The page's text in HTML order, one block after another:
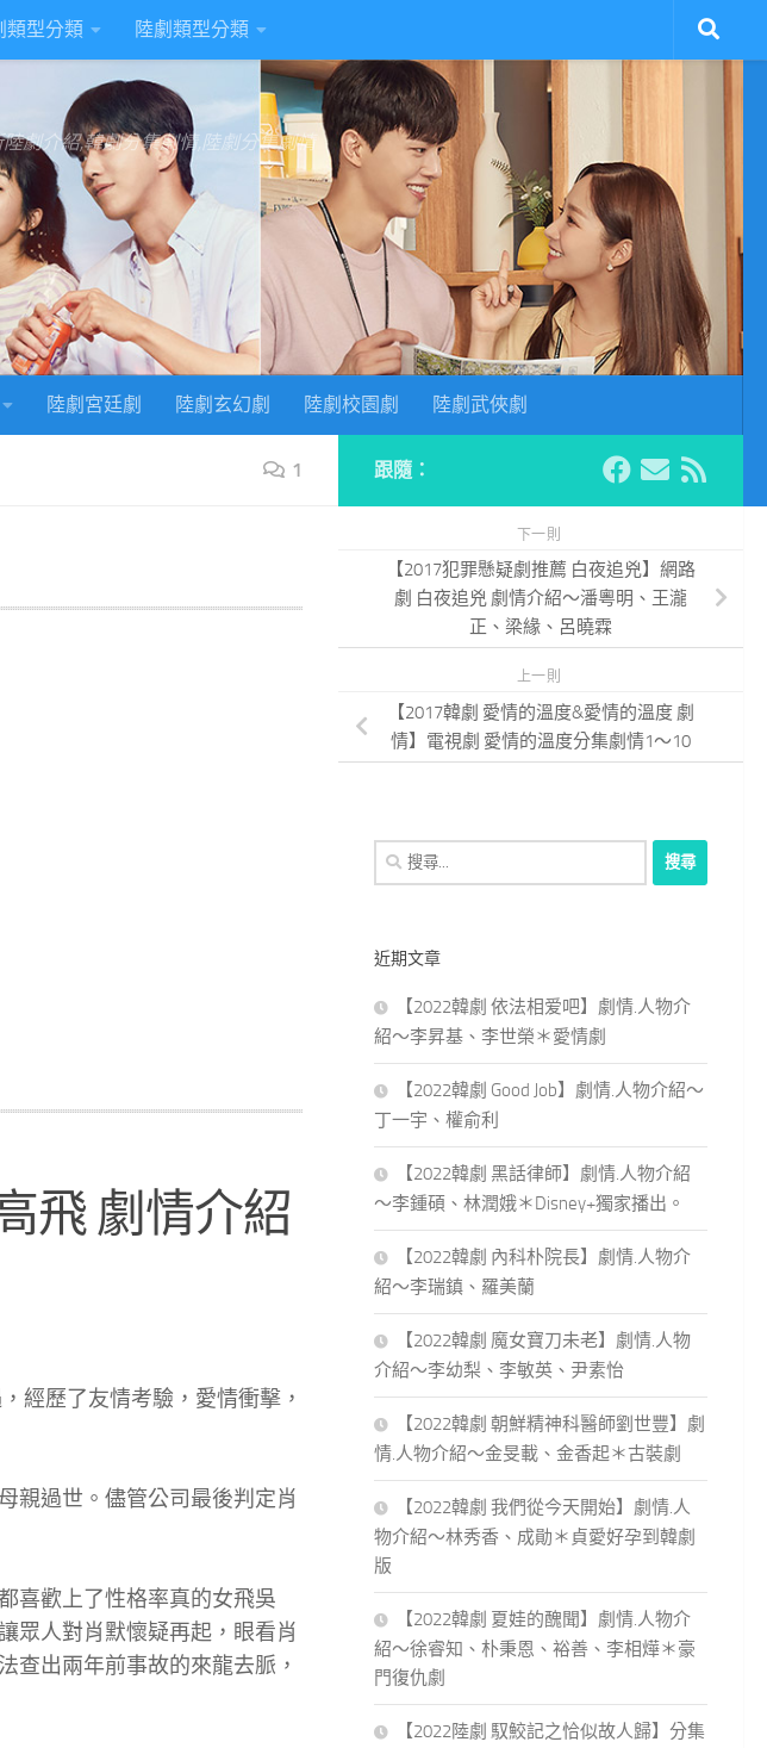
類型分類 陸劇類型分類
劇介紹,韓劇分集劇情,陸劇分集劇情
陸劇宮廷劇 陸劇玄幻劇 陸劇校園劇 陸劇武俠劇
1
飛 劇情介紹
經歷了友情考驗，愛情衝擊，
親過世。儘管公司最後判定肖
喜歡上了性格率真的女飛吳
眾人對肖默懷疑再起，眼看肖
查出兩年前事故的來龍去脈，
跟隨：
下一則
【2017犯罪懸疑劇推薦 白夜追兇】網路
劇 白夜追兇 劇情介紹～潘粵明、王瀧
正、梁緣、呂曉霖
上一則
【2017韓劇 愛情的溫度&愛情的溫度 劇
情】電視劇 愛情的溫度分集劇情1～10
搜
尋
字:
近期文章
【2022韓劇 依法相爱吧】劇情.人物介
紹～李昇基、李世榮＊愛情劇
【2022韓劇 Good Job】劇情.人物介紹～
丁一宇、權俞利
【2022韓劇 黑話律師】劇情.人物介紹
～李鍾碩、林潤娥＊Disney+獨家播出。
【2022韓劇 內科朴院長】劇情.人物介
紹～李瑞鎮、羅美蘭
【2022韓劇 魔女寶刀未老】劇情.人物
介紹～李幼梨、李敏英、尹素怡
【2022韓劇 朝鮮精神科醫師劉世豐】劇
情.人物介紹～金旻載、金香起＊古裝劇
【2022韓劇 我們從今天開始】劇情.人
物介紹～林秀香、成勛＊貞愛好孕到韓劇
版
【2022韓劇 夏娃的醜聞】劇情.人物介
紹～徐睿知、朴秉恩、裕善、李相燁＊豪
門復仇劇
【2022陸劇 馭鮫記之恰似故人歸】分集